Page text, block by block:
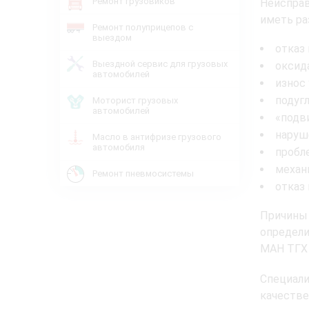
Ремонт полуприцепов с
выездом
Выездной сервис для грузовых
автомобилей
Моторист грузовых
автомобилей
Масло в антифризе грузового
автомобиля
Ремонт пневмосистемы
иметь
отказ
отказ
МАН ТГХ